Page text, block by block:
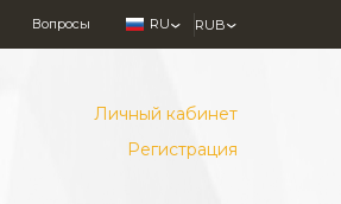
Вопросы RU RUB
Личный кабинет
Регистрация